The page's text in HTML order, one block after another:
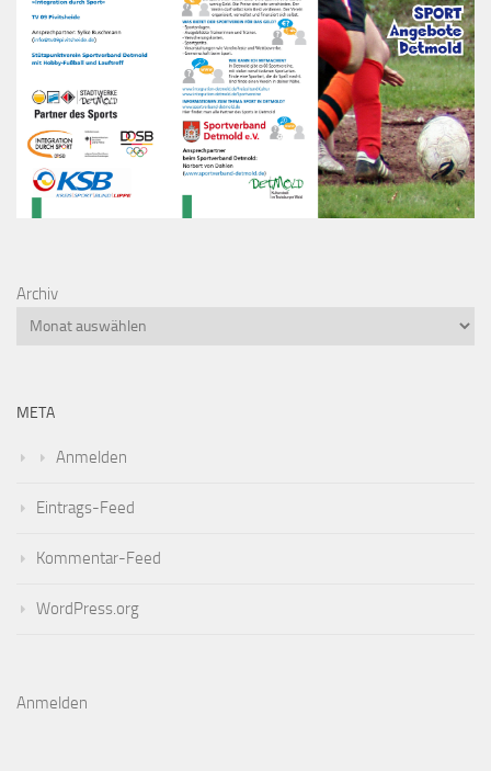
Archiv
META
Anmelden
Eintrags-Feed
Kommentar-Feed
WordPress.org
Anmelden